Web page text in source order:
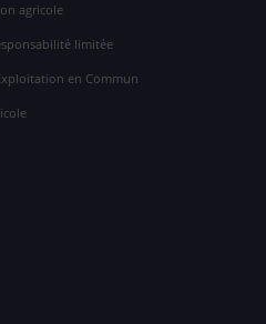
agricole
limitée
en Commun